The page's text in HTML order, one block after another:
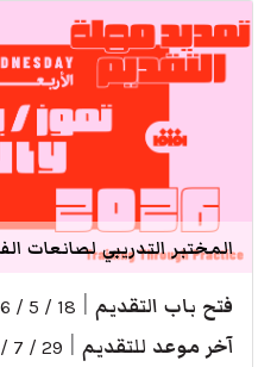
المختبر التدريبي لصانعات
فتح باب التقديم 18 / 5 / 2026
آخر موعد للتقديم 29 / 7 / 2026